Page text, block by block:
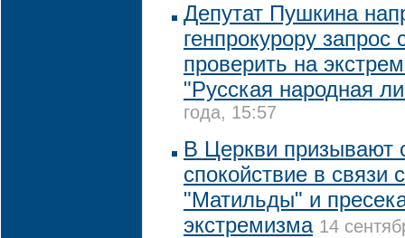
Депутат Пушкина
генпрокурору запрос
проверить на
"Русская народная
года, 15:57
В Церкви призывают
спокойствие в связи
"Матильды" и
экстремизма 14